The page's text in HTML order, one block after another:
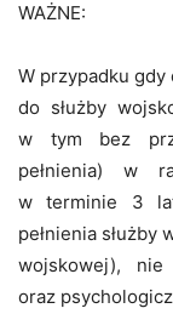
WAŻNE:
W przypadku
do służby
w tym bez
pełnienia) w
w terminie 3
pełnienia służby
wojskowej),
oraz